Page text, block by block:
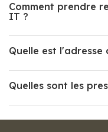
Comment prendre
IT ?
Quelle est l'adresse
Quelles sont les